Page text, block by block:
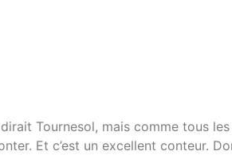
Tournesol, mais comme tous
Et c’est un excellent conteur.